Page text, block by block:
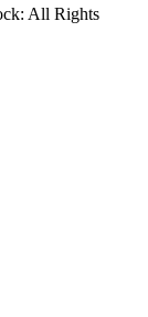
All Rights